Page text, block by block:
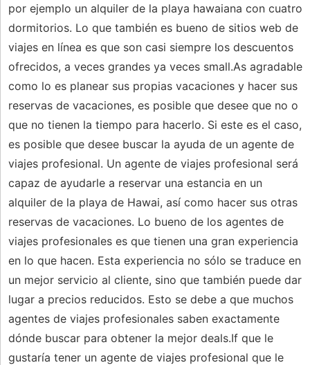
por ejemplo un alquiler de la playa hawaiana con cuatro
dormitorios. Lo que también es bueno de sitios web de
viajes en línea es que son casi siempre los descuentos
ofrecidos, a veces grandes ya veces small.As agradable
como lo es planear sus propias vacaciones y hacer sus
reservas de vacaciones, es posible que desee que no o
que no tienen la tiempo para hacerlo. Si este es el caso,
es posible que desee buscar la ayuda de un agente de
viajes profesional. Un agente de viajes profesional será
capaz de ayudarle a reservar una estancia en un
alquiler de la playa de Hawai, así como hacer sus otras
reservas de vacaciones. Lo bueno de los agentes de
viajes profesionales es que tienen una gran experiencia
en lo que hacen. Esta experiencia no sólo se traduce en
un mejor servicio al cliente, sino que también puede dar
lugar a precios reducidos. Esto se debe a que muchos
agentes de viajes profesionales saben exactamente
dónde buscar para obtener la mejor deals.If que le
gustaría tener un agente de viajes profesional que le